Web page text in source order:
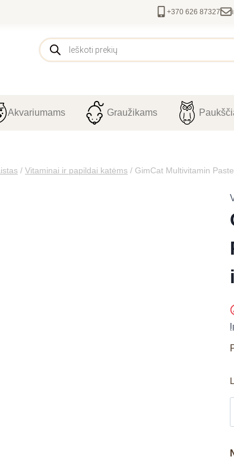
+370 626 87327
Akvariumams Graužikams
/ Vitaminai ir papildai katėms / GimCat Multivitamin